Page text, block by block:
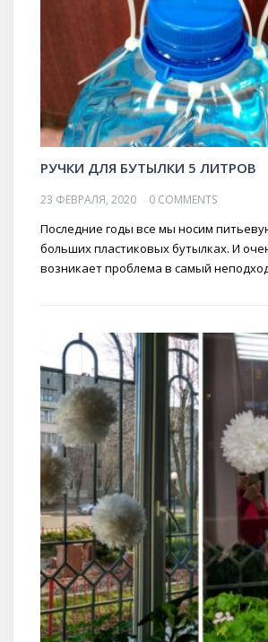
РУЧКИ ДЛЯ БУТЫЛКИ 5 ЛИТРОВ
23 ФЕВРАЛЯ, 2020 0 COMMENTS
Последние годы все мы носим
больших пластиковых бутылках. И
возникает проблема в самый